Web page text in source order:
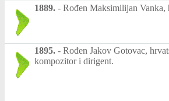
1889. - Rođen Maksimilijan Vanka,
1895. - Rođen Jakov Gotovac,
kompozitor i dirigent.